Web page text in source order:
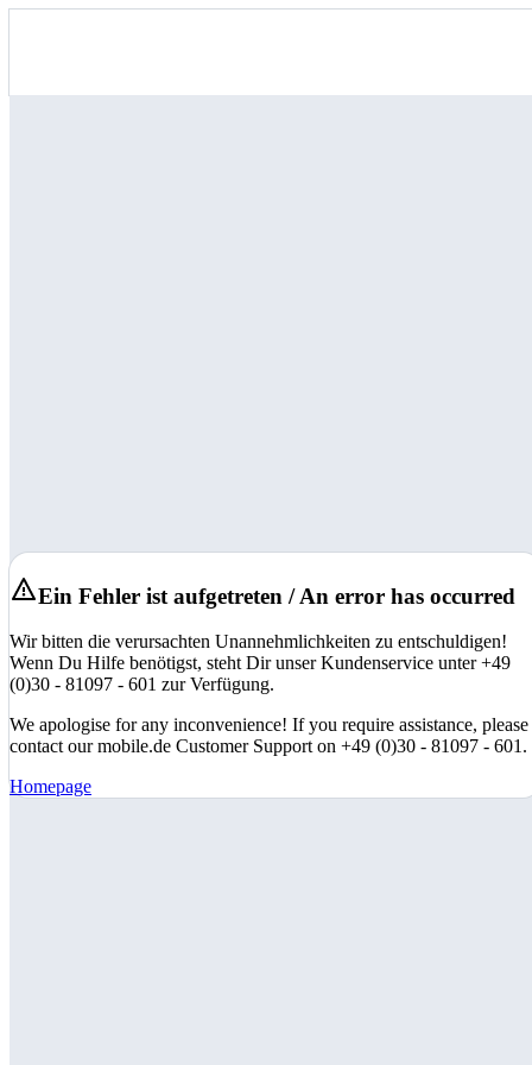
Ein Fehler ist aufgetreten / An error has occurred
Wir bitten die verursachten Unannehmlichkeiten zu entschuldigen!
Wenn Du Hilfe benötigst, steht Dir unser Kundenservice unter +49
(0)30 - 81097 - 601 zur Verfügung.
We apologise for any inconvenience! If you require assistance, please
contact our mobile.de Customer Support on +49 (0)30 - 81097 - 601.
Homepage